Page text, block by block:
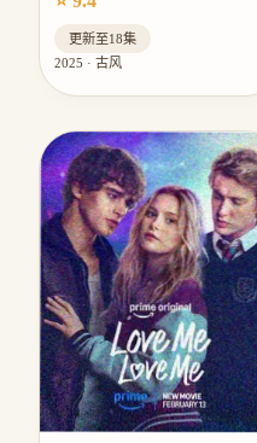
更新至18集
2025 · 古风